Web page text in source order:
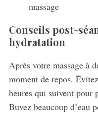
massage
Conseils post-
hydratation
Après votre massage à
moment de repos.
heures qui suivent pour
Buvez beaucoup d’eau